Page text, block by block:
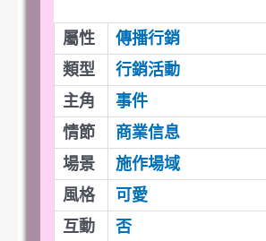
屬性
傳播行銷
類型
行銷活動
主角
事件
情節
商業信息
場景
施作場域
風格
可愛
互動
否